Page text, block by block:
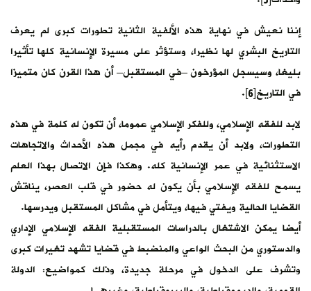
إننا نعيش في نهاية هذه الألفية الثانية تطورات كبرى لم يعرف
التاريخ البشري لها نظيرا، وستؤثر على مسيرة الإنسانية كلها تأثيرا
بليغا، وسيسجل المؤرخون –في المستقبل– أن هذا القرن كان متميزا
في التاريخ[6].
لابد للفقه الإسلامي، وللفكر الإسلامي عموما، أن تكون له كلمة في هذه
التطورات، ولابد أن يقدم رأيه في مجمل هذه الأحداث والاتجاهات
الاستثنائية في عمر الإنسانية كله. وهكذا فإن الاتصال بهذا العلم
يسمح للفقه الإسلامي بأن يكون له حضور في قلب العصر، يناقش
القضايا الحالية ويفتي فيها، ويتأمل في مشاكل المستقبل ويدرسها.
أيضا يمكن الاشتغال بالدراسات المستقبلية الفقه الإسلامي الإداري
والدستوري من البحث الواعي والمنضبط في قضايا تشهد تغيرات كبرى
وتشرف على الدخول في مرحلة جديدة، وذلك كمواضيع: الدولة